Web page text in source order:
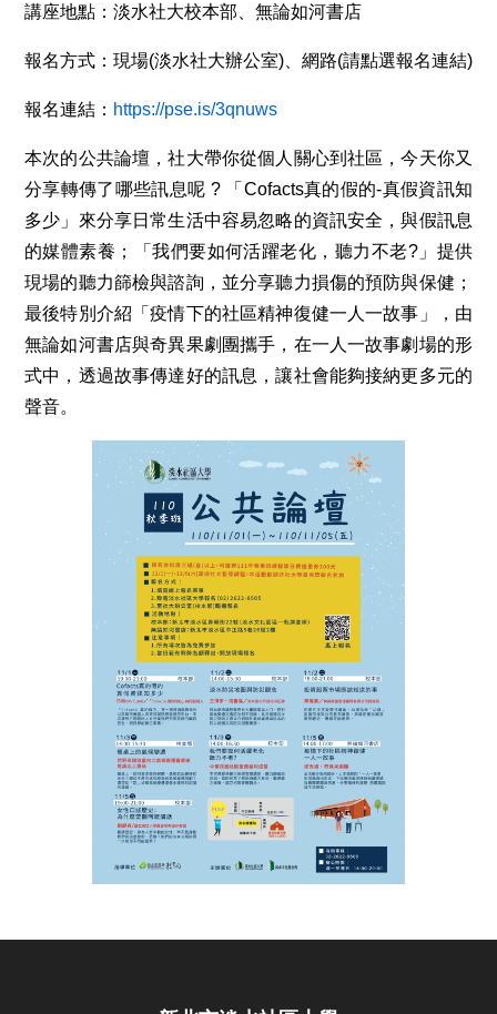
講座地點：淡水社大校本部、無論如河書店
報名方式：現場(淡水社大辦公室)、網路(請點選報名連結)
報名連結： https://pse.is/3qnuws
本次的公共論壇，社大帶你從個人關心到社區，今天你又
分享轉傳了哪些訊息呢 ? 「Cofacts真的假的-真假資訊知
多少」來分享日常生活中容易忽略的資訊安全，與假訊息
的媒體素養；「我們要如何活躍老化，聽力不老?」提供
現場的聽力篩檢與諮詢，並分享聽力損傷的預防與保健；
最後特別介紹「疫情下的社區精神復健一人一故事」，由
無論如河書店與奇異果劇團攜手，在一人一故事劇場的形
式中，透過故事傳達好的訊息，讓社會能夠接納更多元的
聲音。